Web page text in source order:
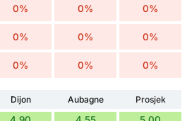
0% 0% 0%
0% 0% 0%
0% 0% 0%
Dijon Aubagne
Prosjek